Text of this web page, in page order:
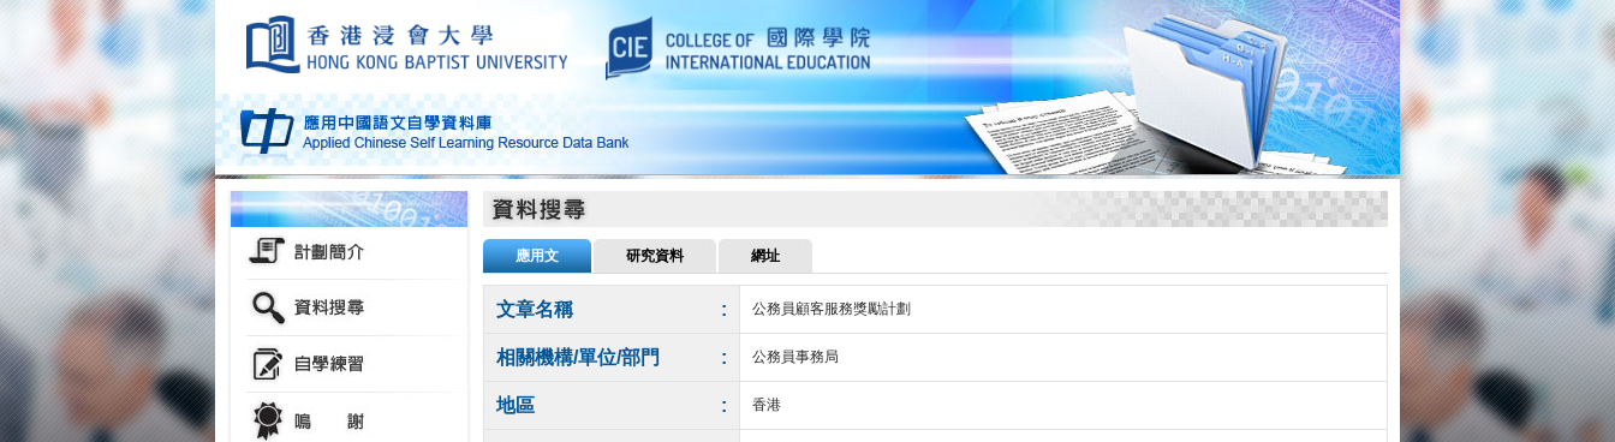
應用文 研究資料 網址
文章名稱 : 公務員顧客服務獎勵計劃
相關機構/單位/部門 : 公務員事務局
地區 : 香港